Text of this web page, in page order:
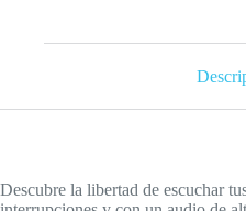
Descubre la libertad de escuchar